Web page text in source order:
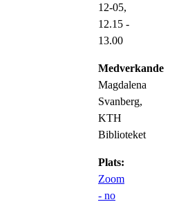
12-05,
12.15 -
13.00
Medverkande:
Magdalena
Svanberg,
KTH
Biblioteket
Plats:
Zoom
- no